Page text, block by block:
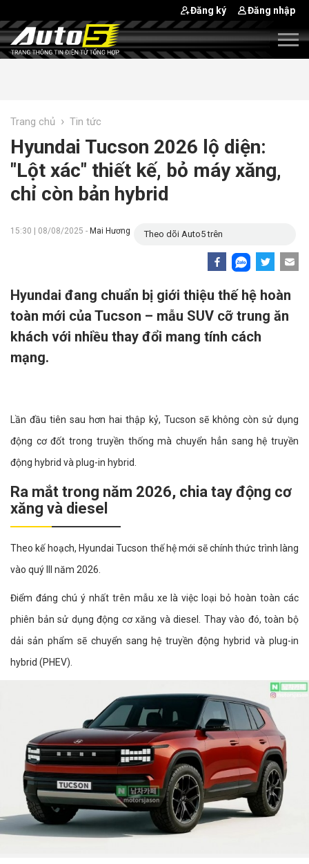
Đăng ký Đăng nhập
Trang chủ › Tin tức
Hyundai Tucson 2026 lộ diện:
"Lột xác" thiết kế, bỏ máy xăng,
chỉ còn bản hybrid
15:30 | 08/08/2025 - Mai Hương Theo dõi Auto5 trên
Hyundai đang chuẩn bị giới thiệu thế hệ hoàn
toàn mới của Tucson – mẫu SUV cỡ trung ăn
khách với nhiều thay đổi mang tính cách
mạng.
Lần đầu tiên sau hơn hai thập kỷ, Tucson sẽ không còn sử dụng
động cơ đốt trong truyền thống mà chuyển hẳn sang hệ truyền
động hybrid và plug-in hybrid.
Ra mắt trong năm 2026, chia tay động cơ
xăng và diesel
Theo kế hoạch, Hyundai Tucson thế hệ mới sẽ chính thức trình làng
vào quý III năm 2026.
Điểm đáng chú ý nhất trên mẫu xe là việc loại bỏ hoàn toàn các
phiên bản sử dụng động cơ xăng và diesel. Thay vào đó, toàn bộ
dải sản phẩm sẽ chuyển sang hệ truyền động hybrid và plug-in
hybrid (PHEV).